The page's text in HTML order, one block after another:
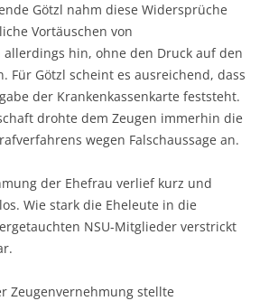
Götzl nahm diese Widersprüche
Vortäuschen von
hin, ohne den Druck auf den
Für Götzl scheint es ausreichend, dass
der Krankenkassenkarte feststeht.
drohte dem Zeugen immerhin die
wegen Falschaussage an.
der Ehefrau verlief kurz und
Wie stark die Eheleute in die
NSU-Mitglieder verstrickt
Zeugenvernehmung stellte